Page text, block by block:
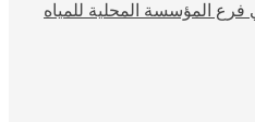
فرع المؤسسة المحلية للمياه